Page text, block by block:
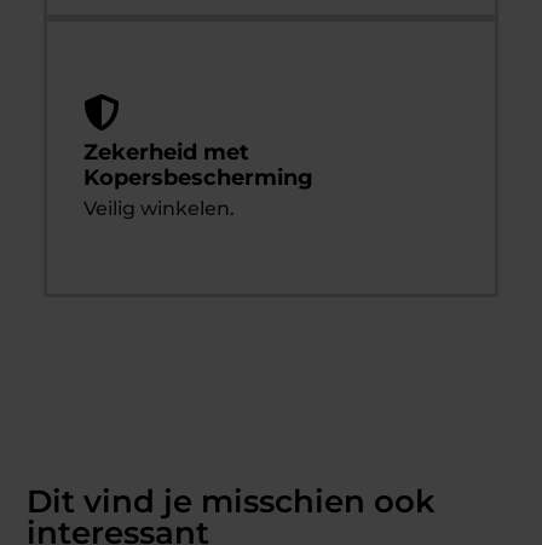
Zekerheid met
Kopersbescherming
Veilig winkelen.
Dit vind je misschien ook
interessant